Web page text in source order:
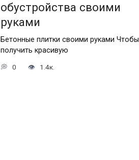
обустройства своими
руками
Бетонные плитки своими руками Чтобы
получить красивую
0 1.4к.